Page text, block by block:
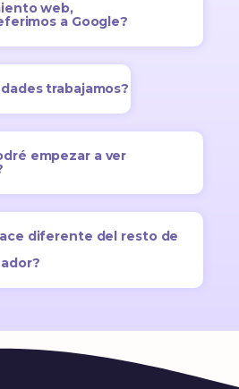
web,
a Google?
trabajamos?
empezar a ver
diferente del resto de